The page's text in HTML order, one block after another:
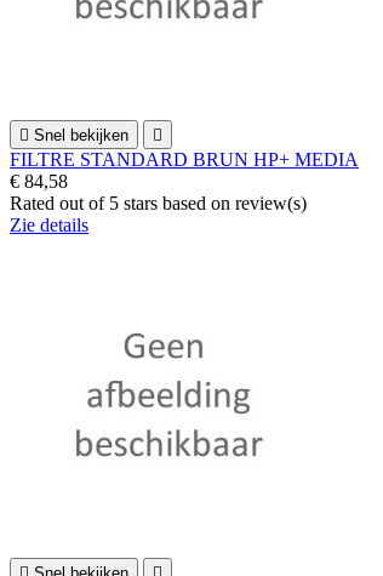
 Snel bekijken 
FILTRE STANDARD BRUN HP+ MEDIA
€ 84,58
Rated out of 5 stars based on review(s)
Zie details